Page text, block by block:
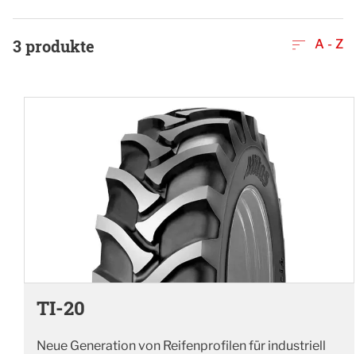
3produkte A - Z
TI-20
Neue Generation von Reifenprofilen für industriell